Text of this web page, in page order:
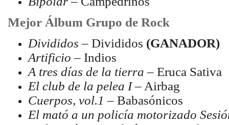
Mejor Álbum Grupo de Rock
Divididos – Divididos (GANADOR)
Artificio – Indios
A tres días de la tierra – Eruca Sativa
El club de la pelea I– Airbag
Cuerpos, vol.1 – Babasónicos
El mató a un policía motorizado